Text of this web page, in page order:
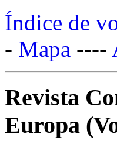
Índice de
- Mapa ----
Revista
Europa